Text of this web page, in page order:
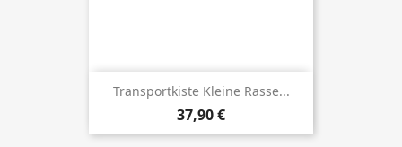
Transportkiste Kleine Rasse...
Preis
37,90 €